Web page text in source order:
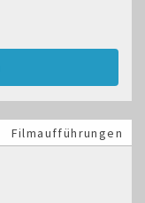
Filmaufführungen